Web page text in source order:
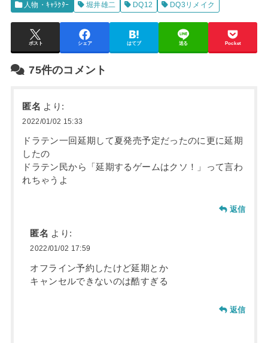
人物・ｷｬﾗｸﾀｰ 堀井雄二 DQ12 DQ3リメイク
ポスト シェア はてブ 送る Pocket
75件のコメント
匿名 より:
2022/01/02 15:33
ドラテン一回延期して夏発売予定だったのに更に延期
したの
ドラテン民から「延期するゲームはクソ！」って言わ
れちゃうよ
返信
匿名 より:
2022/01/02 17:59
オフライン予約したけど延期とか
キャンセルできないのは酷すぎる
返信